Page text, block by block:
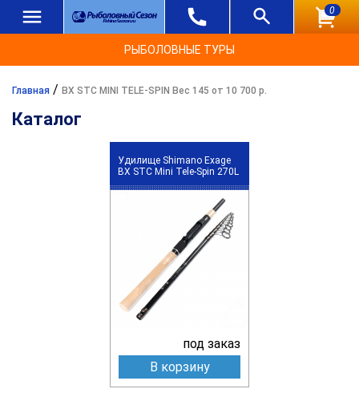
0
РЫБОЛОВНЫЕ ТУРЫ
Главная / BX STC MINI TELE-SPIN Вес 145 от 10 700 р.
Каталог
Удилище Shimano Exage
BX STC Mini Tele-Spin 270L
под заказ
В корзину